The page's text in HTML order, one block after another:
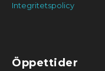
Integritetspolicy
Öppettider